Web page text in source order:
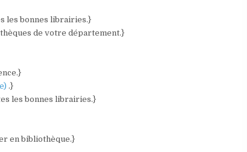
les bonnes librairies.}
de votre département.}
.}
les bonnes librairies.}
en bibliothèque.}